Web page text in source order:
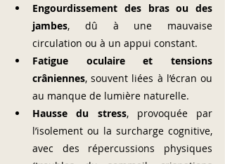
Engourdissement des bras ou des
jambes, dû à une mauvaise
circulation ou à un appui constant.
Fatigue oculaire et tensions
crâniennes, souvent liées à l’écran ou
au manque de lumière naturelle.
Hausse du stress, provoquée par
l’isolement ou la surcharge cognitive,
avec des répercussions physiques